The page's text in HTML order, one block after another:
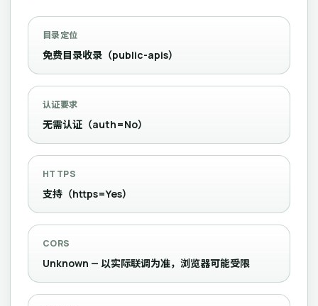
目录定位
免费目录收录（public-apis）
认证要求
无需认证（auth=No）
HTTPS
支持（https=Yes）
CORS
Unknown — 以实际联调为准，浏览器可能受限